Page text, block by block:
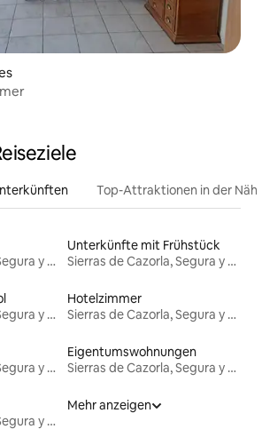
Top-Attraktionen in der
Sierras de Cazorla, Segura y Las Villas Naturpark
Unterkünfte mit Frühstück
Sierras de Cazorla, Segura y Las Villas Naturpark
Sierras de Cazorla, Segura y Las Villas Naturpark
Hotelzimmer
Sierras de Cazorla, Segura y Las Villas Naturpark
Sierras de Cazorla, Segura y Las Villas Naturpark
Eigentumswohnungen
Sierras de Cazorla, Segura y Las Villas Naturpark
Sierras de Cazorla, Segura y Las Villas Naturpark
Mehr anzeigen